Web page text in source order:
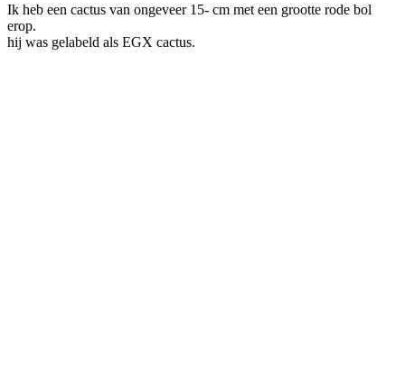
Ik heb een cactus van ongeveer 15- cm met een grootte rode bol
erop.
hij was gelabeld als EGX cactus.